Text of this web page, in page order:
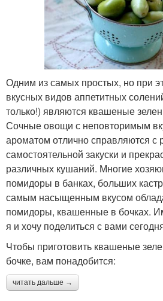
Одним из самых простых, но при
вкусных видов аппетитных
только!) являются квашеные
Сочные овощи с неповторимым
ароматом отлично справляются с
самостоятельной закуски и
различных кушаний. Многие
помидоры в банках, больших
самым насыщенным вкусом
помидоры, квашенные в бочках.
я и хочу поделиться с вами
Чтобы приготовить квашеные
бочке, вам понадобится:
читать дальше →